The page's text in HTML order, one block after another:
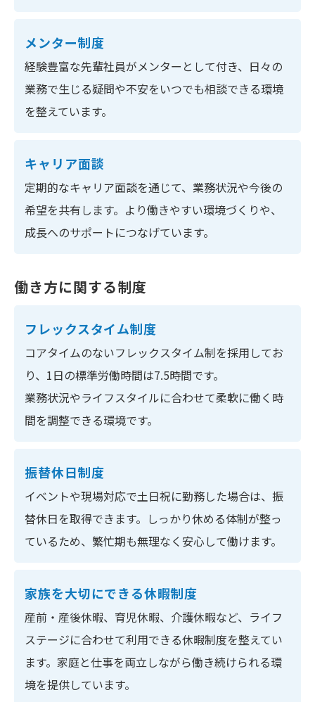
メンター制度
経験豊富な先輩社員がメンターとして付き、日々の
業務で生じる疑問や不安をいつでも相談できる環境
を整えています。
キャリア面談
定期的なキャリア面談を通じて、業務状況や今後の
希望を共有します。より働きやすい環境づくりや、
成長へのサポートにつなげています。
働き方に関する制度
フレックスタイム制度
コアタイムのないフレックスタイム制を採用してお
り、1日の標準労働時間は7.5時間です。
業務状況やライフスタイルに合わせて柔軟に働く時
間を調整できる環境です。
振替休日制度
イベントや現場対応で土日祝に勤務した場合は、振
替休日を取得できます。しっかり休める体制が整っ
ているため、繁忙期も無理なく安心して働けます。
家族を大切にできる休暇制度
産前・産後休暇、育児休暇、介護休暇など、ライフ
ステージに合わせて利用できる休暇制度を整えてい
ます。家庭と仕事を両立しながら働き続けられる環
境を提供しています。